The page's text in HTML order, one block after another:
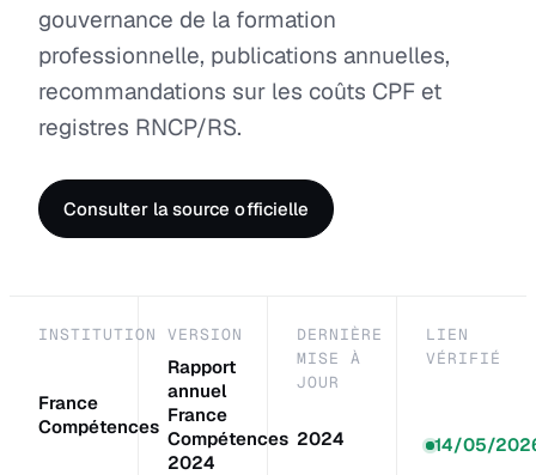
gouvernance de la formation
professionnelle, publications annuelles,
recommandations sur les coûts CPF et
registres RNCP/RS.
Consulter la source officielle
INSTITUTION
France
Compétences
VERSION
Rapport
annuel
France
Compétences
2024
DERNIÈRE
MISE À
JOUR
2024
LIEN
VÉRIFIÉ
14/05/